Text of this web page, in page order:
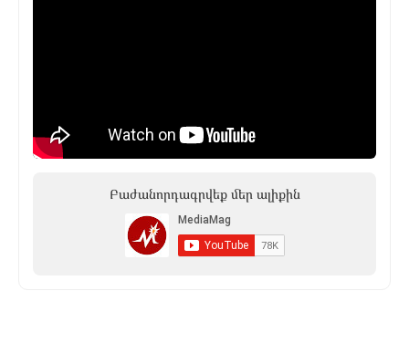
Բաժանորդագրվեք մեր ալիքին